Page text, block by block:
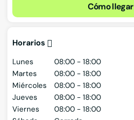
Cómo llegar
Horarios
Lunes
08:00 - 18:00
Martes
08:00 - 18:00
Miércoles
08:00 - 18:00
Jueves
08:00 - 18:00
Viernes
08:00 - 18:00